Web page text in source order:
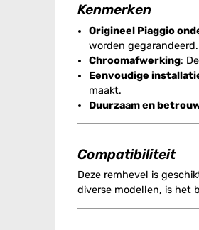
Kenmerken
Origineel Piaggio
worden gegarandeerd.
Chroomafwerking:
Eenvoudige
maakt.
Duurzaam en
Compatibiliteit
Deze remhevel is
diverse modellen, is het